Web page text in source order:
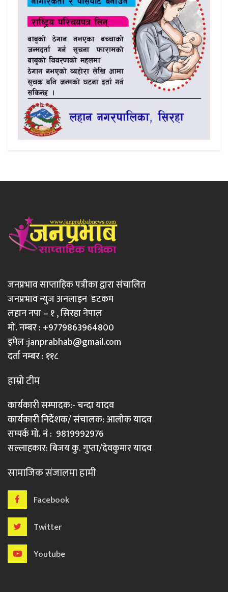
जनप्रभाव साप्ताहिक पत्रीका द्वारा संचालित
जनप्रभाव न्युज अनलाइन डटकम
लहान नपा – १ , सिरहा नेपाल
मो. नम्बर : +9779863964800
इमेल :janprabhab@gmail.com
दर्ता नम्बर : ११८
हाम्रो टीम
कार्यकारी सम्पादक:- चन्दा यादव
कार्यकारी निर्देशक/ संचालक: आलोक यादव
सम्पर्क मो. नं : 9819992976
सल्लाहकार: बिजय कु. गुप्ता/देवकुमार यादव
सामाजिक संजालमा हामी
Facebook
Twitter
Youtube